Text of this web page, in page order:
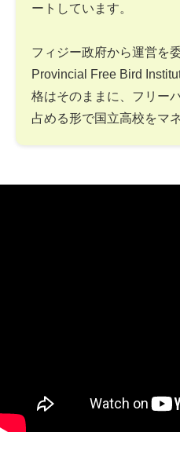
ートしています。
フィジー政府から運営を
Provincial Free Bird
格はそのままに、フリー
占める形で国立高校をマ